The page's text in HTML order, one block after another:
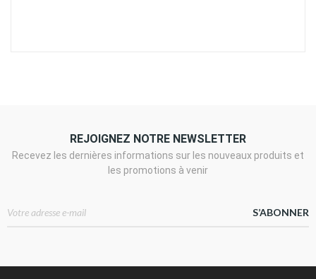
REJOIGNEZ NOTRE NEWSLETTER
Recevez les dernières informations sur les nouveaux produits et
les promotions à venir
S’ABONNER